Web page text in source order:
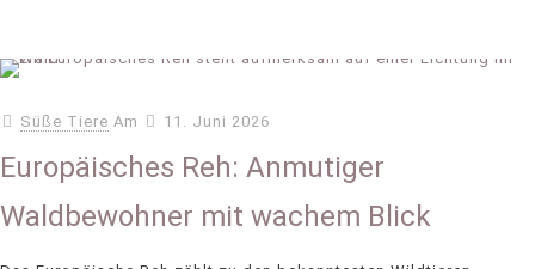
Süße Tiere Am 11. Juni 2026
Europäisches Reh: Anmutiger
Waldbewohner mit wachem Blick